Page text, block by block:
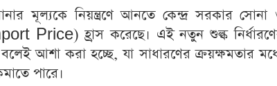
মূল্যকে নিয়ন্ত্রণে আনতে কেন্দ্র সরকার সোনা
Price) হ্রাস করেছে। এই নতুন শুল্ক
বলেই আশা করা হচ্ছে, যা সাধারণের ক্রয়ক্ষমতার
পারে।